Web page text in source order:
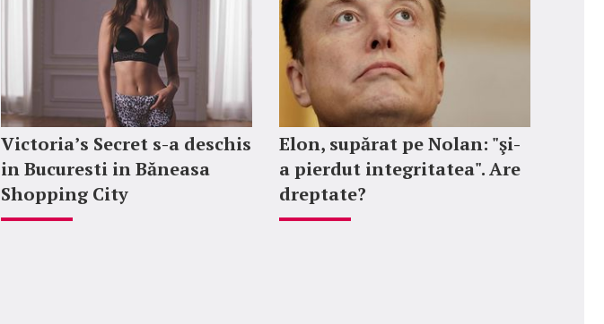
Victoria’s Secret s-a deschis
in Bucuresti in Băneasa
Shopping City
Elon, supărat pe Nolan: "şi-
a pierdut integritatea". Are
dreptate?